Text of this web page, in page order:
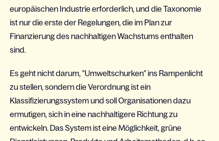
europäischen Industrie erforderlich, und die Taxonomie
ist nur die erste der Regelungen, die im Plan zur
Finanzierung des nachhaltigen Wachstums enthalten
sind.
Es geht nicht darum, "Umweltschurken" ins Rampenlicht
zu stellen, sondern die Verordnung ist ein
Klassifizierungssystem und soll Organisationen dazu
ermutigen, sich in eine nachhaltigere Richtung zu
entwickeln. Das System ist eine Möglichkeit, grüne